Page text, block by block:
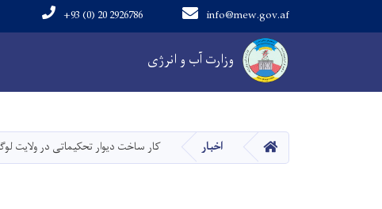
وزارت آب و انرژی
info@mew.gov.af
+93 (0) 20 2926786
Main navigation
خانه اخبار کار ساخت دیوار تحکیماتی در ولایت لوگر با هزینه بیش